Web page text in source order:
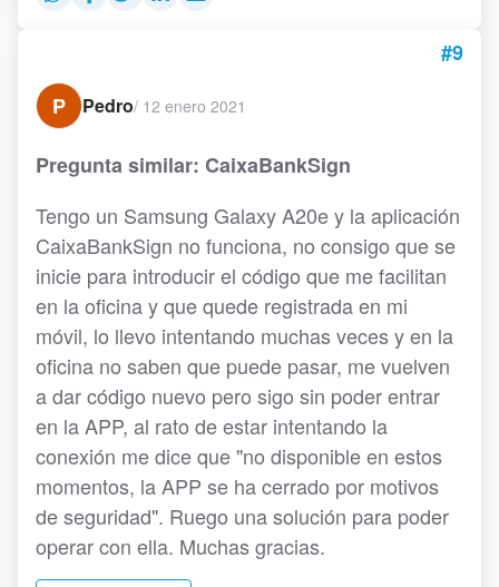
#9
P
Pedro/ 12 enero 2021
Pregunta similar: CaixaBankSign
Tengo un Samsung Galaxy A20e y la aplicación
CaixaBankSign no funciona, no consigo que se
inicie para introducir el código que me facilitan
en la oficina y que quede registrada en mi
móvil, lo llevo intentando muchas veces y en la
oficina no saben que puede pasar, me vuelven
a dar código nuevo pero sigo sin poder entrar
en la APP, al rato de estar intentando la
conexión me dice que "no disponible en estos
momentos, la APP se ha cerrado por motivos
de seguridad". Ruego una solución para poder
operar con ella. Muchas gracias.